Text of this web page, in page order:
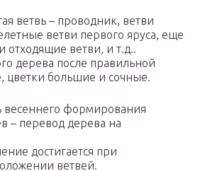
ветвь – проводник, ветви
ветви первого яруса, еще
отходящие ветви, и т.д..
дерева после правильной
цветки большие и сочные.
весеннего формирования
– перевод дерева на
достигается при
ветвей.